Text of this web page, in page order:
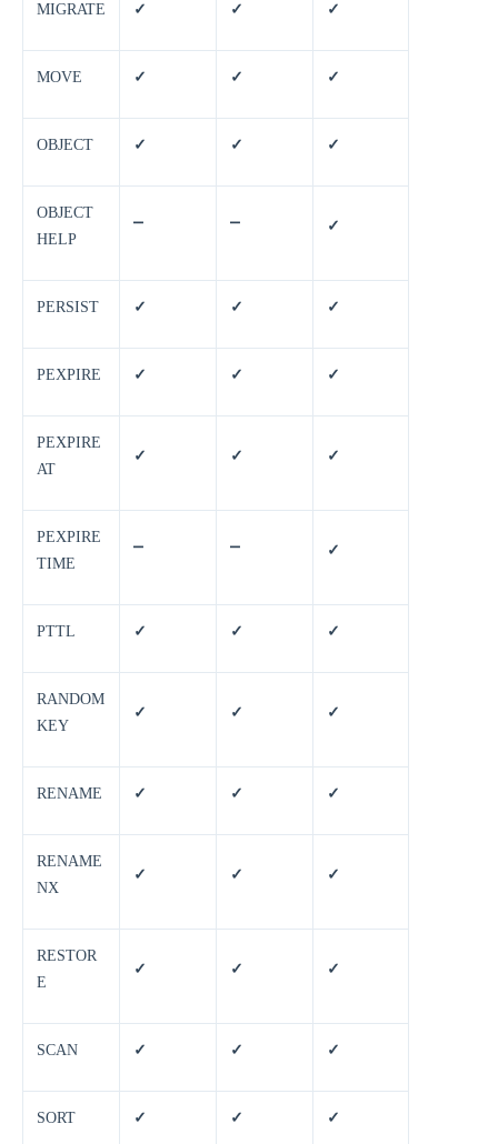
MIGRATE ✓ ✓ ✓
MOVE ✓ ✓ ✓
OBJECT ✓ ✓ ✓
OBJECT
HELP
⎻ ⎻ ✓
PERSIST ✓ ✓ ✓
PEXPIRE ✓ ✓ ✓
PEXPIRE
AT
✓ ✓ ✓
PEXPIRE
TIME
⎻ ⎻ ✓
PTTL ✓ ✓ ✓
RANDOM
KEY
✓ ✓ ✓
RENAME ✓ ✓ ✓
RENAME
NX
✓ ✓ ✓
RESTOR
E
✓ ✓ ✓
SCAN ✓ ✓ ✓
SORT ✓ ✓ ✓